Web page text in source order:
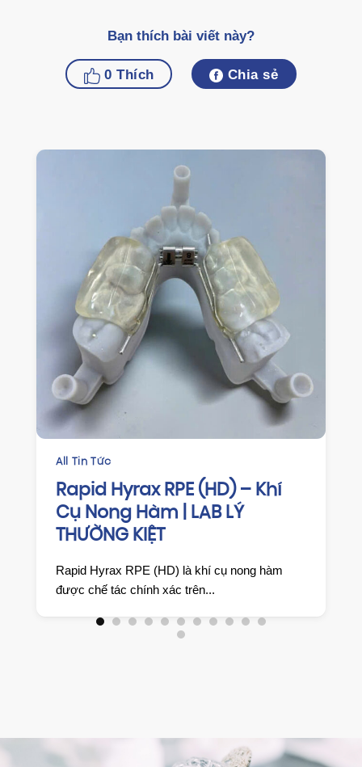
Bạn thích bài viết này?
0Thích Chia sẻ
Hyrax RPE (HD) – Khí
Nong Hàm | LAB LÝ
KIỆT
Hyrax RPE (HD) là khí cụ nong hàm
chế tác chính xác trên...